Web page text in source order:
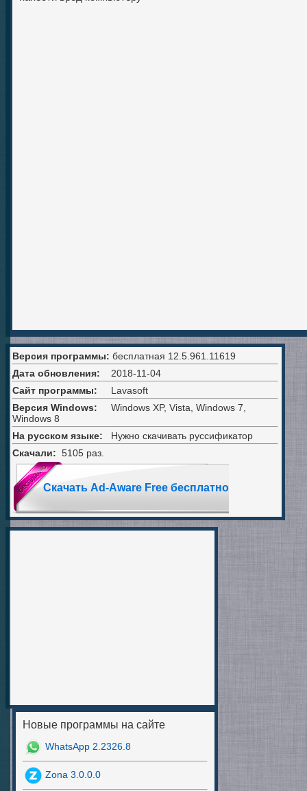
Версия программы: бесплатная 12.5.961.11619
Дата обновления: 2018-11-04
Сайт программы: Lavasoft
Версия Windows: Windows XP, Vista, Windows 7,
Windows 8
На русском языке: Нужно скачивать руссификатор
Скачали: 5105 раз.
Скачать Ad-Aware Free бесплатно
Новые программы на сайте
WhatsApp 2.2326.8
Zona 3.0.0.0